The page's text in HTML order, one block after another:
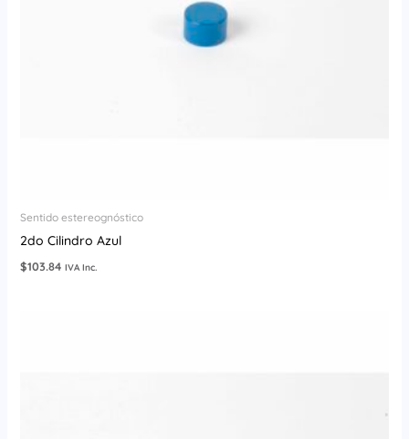
Sentido estereognóstico
2do Cilindro Azul
$103.84 IVA Inc.